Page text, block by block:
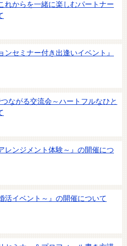
れからを一緒に楽しむパートナー
ンセミナー付き出逢いイベント』
ながる交流会～ハートフルなひと
レンジメント体験～』の開催につ
活イベント～』の開催について